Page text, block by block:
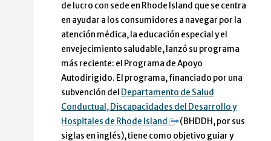
de lucro con sede en Rhode Island que se centra
en ayudar a los consumidores a navegar por la
atención médica, la educación especial y el
envejecimiento saludable, lanzó su programa
más reciente: el Programa de Apoyo
Autodirigido. El programa, financiado por una
subvención del Departamento de Salud
Conductual, Discapacidades del Desarrollo y
Hospitales de Rhode Island
(BHDDH, por sus
siglas en inglés), tiene como objetivo guiar y